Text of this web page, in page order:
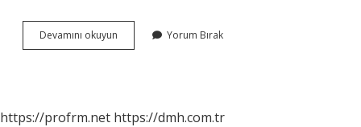
Devamını okuyun
Organa
Yorum Bırak
https://profrm.net https://dmh.com.tr